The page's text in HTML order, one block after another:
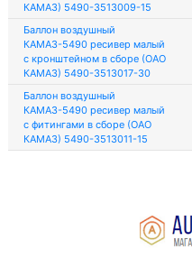
КАМАЗ) 5490-3513009-15
Баллон воздушный
КАМАЗ-5490 ресивер малый
с кронштейном в сборе (ОАО
КАМАЗ) 5490-3513017-30
Баллон воздушный
КАМАЗ-5490 ресивер малый
с фитингами в сборе (ОАО
КАМАЗ) 5490-3513011-15